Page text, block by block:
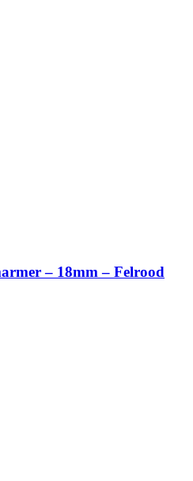
– 18mm – Felrood